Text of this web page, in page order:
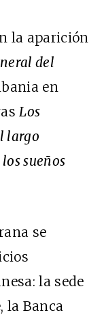
la aparición
del
en
Los
largo
sueños
se
la sede
la Banca